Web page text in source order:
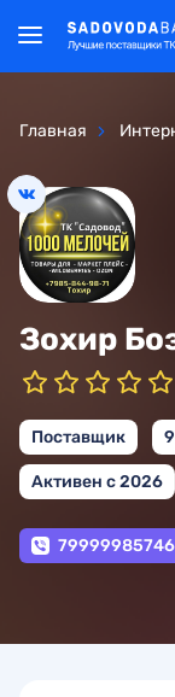
Главная
Зохир
Поставщик
Активен с 2026
79999985746